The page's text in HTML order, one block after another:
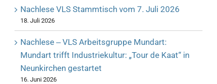
Nachlese VLS Stammtisch vom 7. Juli 2026
18. Juli 2026
Nachlese ‒ VLS Arbeitsgruppe Mundart:
Mundart trifft Industriekultur: „Tour de Kaat“ in
Neunkirchen gestartet
16. Juni 2026